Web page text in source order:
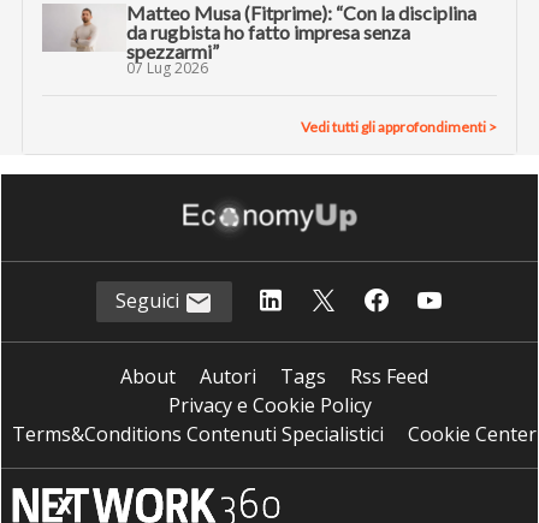
Matteo Musa (Fitprime): “Con la disciplina
da rugbista ho fatto impresa senza
spezzarmi”
07 Lug 2026
Vedi tutti gli approfondimenti >
Seguici
About Autori Tags
Rss Feed
Privacy e Cookie Policy
Terms&Conditions Contenuti Specialistici
Cookie Center